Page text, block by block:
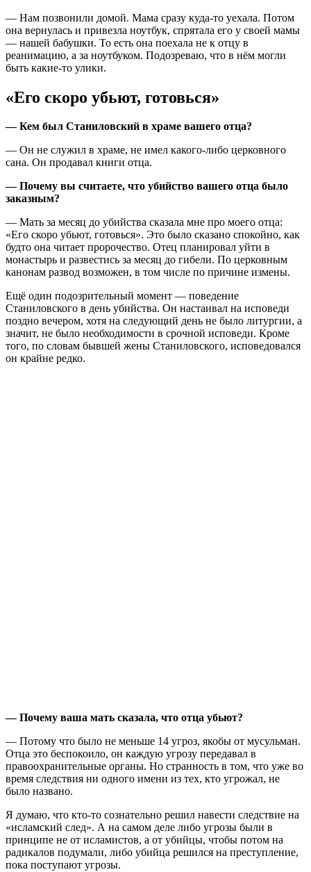
— Нам позвонили домой. Мама сразу куда-то уехала. Потом
она вернулась и привезла ноутбук, спрятала его у своей мамы
— нашей бабушки. То есть она поехала не к отцу в
реанимацию, а за ноутбуком. Подозреваю, что в нём могли
быть какие-то улики.
«Его скоро убьют, готовься»
— Кем был Станиловский в храме вашего отца?
— Он не служил в храме, не имел какого-либо церковного
сана. Он продавал книги отца.
— Почему вы считаете, что убийство вашего отца было
заказным?
— Мать за месяц до убийства сказала мне про моего отца:
«Его скоро убьют, готовься». Это было сказано спокойно, как
будто она читает пророчество. Отец планировал уйти в
монастырь и развестись за месяц до гибели. По церковным
канонам развод возможен, в том числе по причине измены.
Ещё один подозрительный момент — поведение
Станиловского в день убийства. Он настаивал на исповеди
поздно вечером, хотя на следующий день не было литургии, а
значит, не было необходимости в срочной исповеди. Кроме
того, по словам бывшей жены Станиловского, исповедовался
он крайне редко.
— Почему ваша мать сказала, что отца убьют?
— Потому что было не меньше 14 угроз, якобы от мусульман.
Отца это беспокоило, он каждую угрозу передавал в
правоохранительные органы. Но странность в том, что уже во
время следствия ни одного имени из тех, кто угрожал, не
было названо.
Я думаю, что кто-то сознательно решил навести следствие на
«исламский след». А на самом деле либо угрозы были в
принципе не от исламистов, а от убийцы, чтобы потом на
радикалов подумали, либо убийца решился на преступление,
пока поступают угрозы.